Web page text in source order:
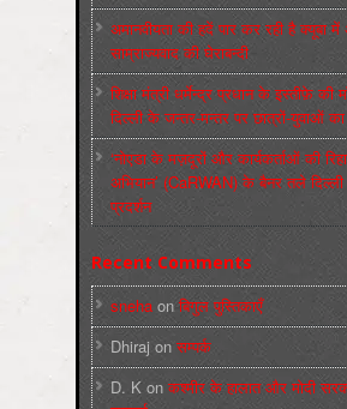
अमानवीयता की हदें पार कर रही है क्यूबा में
साम्राज्यवाद की घेराबन्दी
शिक्षा मंत्री धर्मेन्द्र प्रधान के इस्तीफ़े
दिल्ली के जन्तर-मन्तर पर छात्रों-युवाओं का
‘नोएडा के मज़दूरों और कार्यकर्ताओं की
अभियान’ (CaRWAN) के बैनर तले दिल्ली
प्रदर्शन
Recent Comments
sneha on बिगुल पुस्तिकाएँ
Dhiraj on सम्पर्क
D. K on कश्मीर के हालात और मोदी